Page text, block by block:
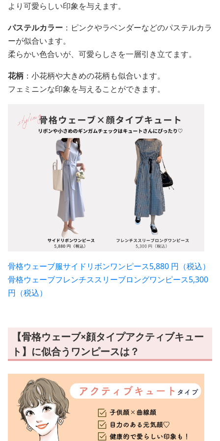
より可愛らしい印象を与えます。
パステルカラー ：ピンクやラベンダーなどのパステルカラ
ーが似合います。
柔らかい色合いが、可愛らしさを一層引き立てます。
花柄 ：小花柄や大きめの花柄も似合います。
フェミニンな印象を与えることができます。
骨格ウェーブ服サイドリボンワンピース5,880 円（税込）
骨格ウェーブフレンチススリーブロングワンピース5,300
円（税込）
【骨格ウェーブ×顔タイプアクティブキュー
ト】に似合うワンピースは？